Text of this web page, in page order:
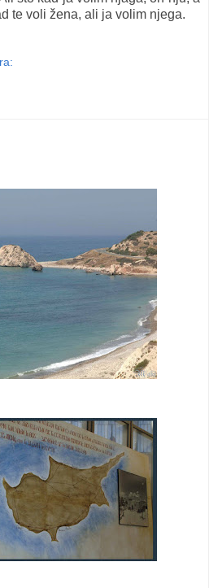
te voli žena, ali ja volim njega.